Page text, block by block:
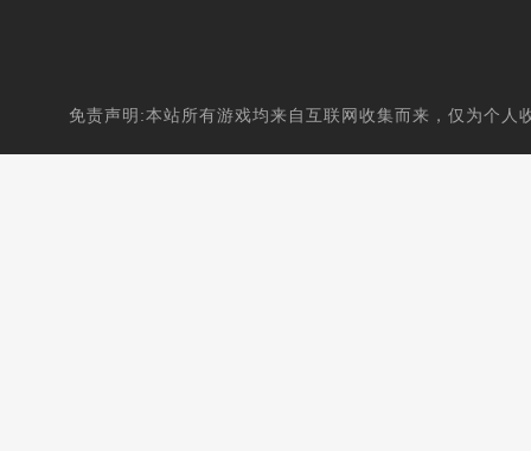
免责声明:本站所有游戏均来自互联网收集而来，仅为个